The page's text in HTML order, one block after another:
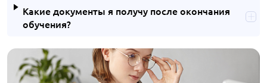
Какие документы я получу после окончания
обучения?